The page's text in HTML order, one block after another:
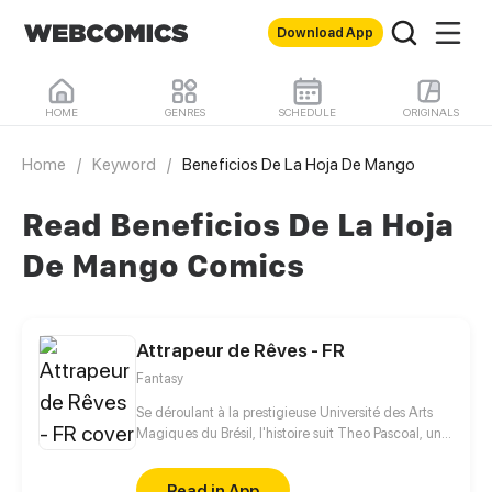
Download App
HOME GENRES SCHEDULE ORIGINALS
Home / Keyword / Beneficios De La Hoja De Mango
Read Beneficios De La Hoja
De Mango Comics
Attrapeur de Rêves - FR
Fantasy
Se déroulant à la prestigieuse Université des Arts
Magiques du Brésil, l'histoire suit Theo Pascoal, un
talent de faire exploser les salles de classe avec des